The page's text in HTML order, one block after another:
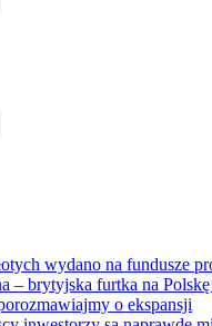
wydano na fundusze
– brytyjska furtka na
o ekspansji